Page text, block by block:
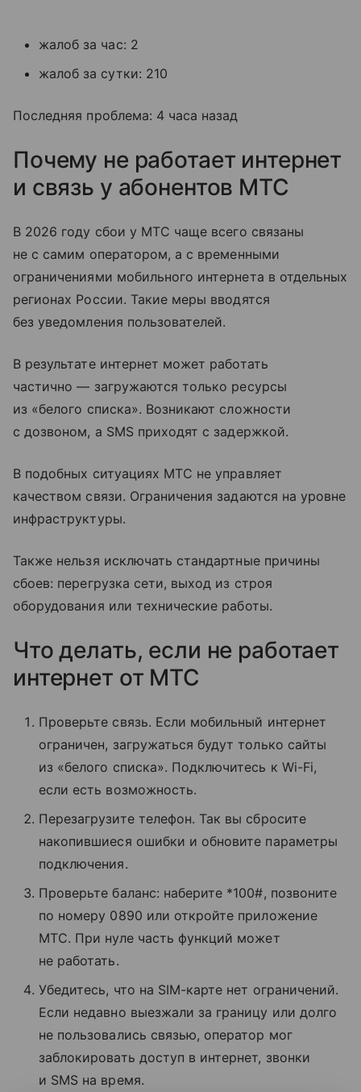
жалоб за час: 2
жалоб за сутки: 210
Последняя проблема: 4 часа назад
Почему не работает интернет
и связь у абонентов МТС
В 2026 году сбои у МТС чаще всего связаны
не с самим оператором, а с временными
ограничениями мобильного интернета в отдельных
регионах России. Такие меры вводятся
без уведомления пользователей.
В результате интернет может работать
частично — загружаются только ресурсы
из «белого списка». Возникают сложности
с дозвоном, а SMS приходят с задержкой.
В подобных ситуациях МТС не управляет
качеством связи. Ограничения задаются на уровне
инфраструктуры.
Также нельзя исключать стандартные причины
сбоев: перегрузка сети, выход из строя
оборудования или технические работы.
Что делать, если не работает
интернет от МТС
Проверьте связь. Если мобильный интернет
ограничен, загружаться будут только сайты
из «белого списка». Подключитесь к Wi-Fi,
если есть возможность.
Перезагрузите телефон. Так вы сбросите
накопившиеся ошибки и обновите параметры
подключения.
Проверьте баланс: наберите *100#, позвоните
по номеру 0890 или откройте приложение
МТС. При нуле часть функций может
не работать.
Убедитесь, что на SIM-карте нет ограничений.
Если недавно выезжали за границу или долго
не пользовались связью, оператор мог
заблокировать доступ в интернет, звонки
и SMS на время.